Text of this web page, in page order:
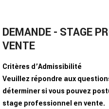
DEMANDE - STAGE
VENTE
Critères d’Admissibilité
Veuillez répondre aux
déterminer si vous pouvez
stage professionnel en vente.